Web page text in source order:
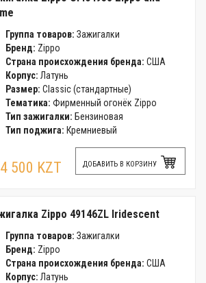
Группа товаров: Зажигалки
Бренд: Zippo
Страна происхождения бренда: США
Корпус: Латунь
Размер: Classic (стандартные)
Тематика: Фирменный огонёк Zippo
Тип зажигалки: Бензиновая
Тип поджига: Кремниевый
500 KZT ДОБАВИТЬ В КОРЗИНУ
Zippo 49146ZL Iridescent
Группа товаров: Зажигалки
Бренд: Zippo
Страна происхождения бренда: США
Корпус: Латунь